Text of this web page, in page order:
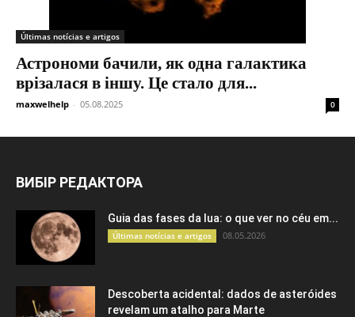
Últimas notícias e artigos
Астрономи бачили, як одна галактика
врізалася в іншу. Це стало для...
maxwelhelp - 05.08.2025 0
ВИБІР РЕДАКТОРА
Guia das fases da lua: o que ver no céu em...
Últimas notícias e artigos 08.05.2026
Descoberta acidental: dados de asteróides
revelam um atalho para Marte